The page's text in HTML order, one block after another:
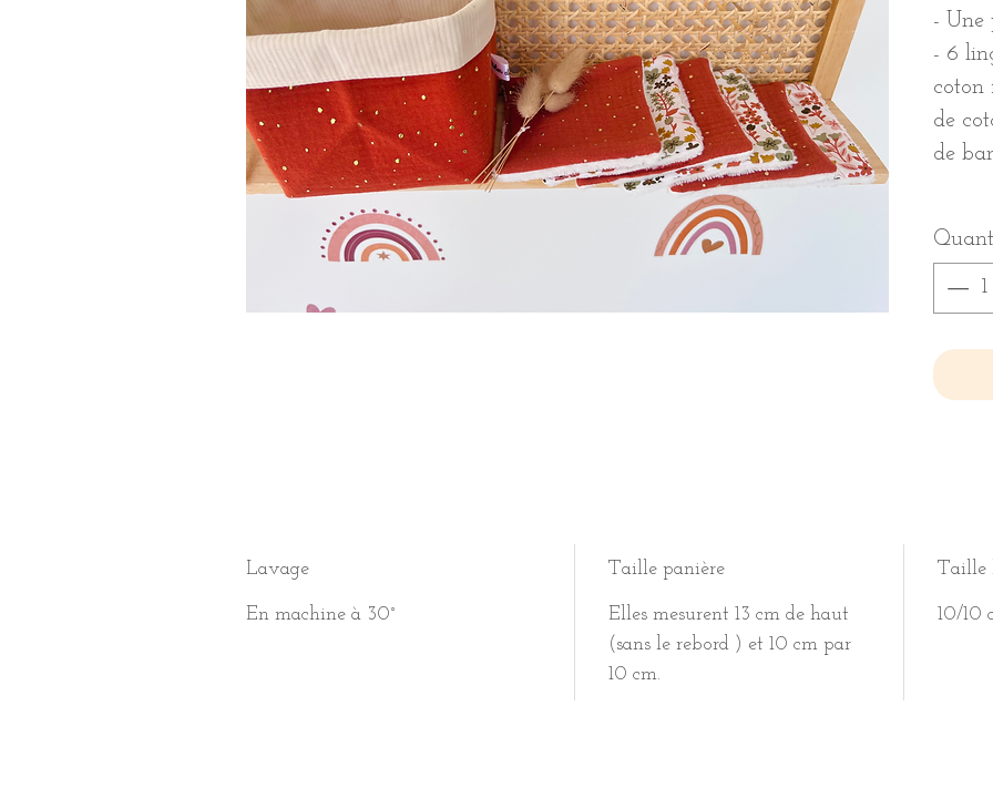
- Une
- 6
coton
de
de
Lavage
En machine à 30°
Taille panière
Elles mesurent 13 cm de haut
(sans le rebord ) et 10 cm par
10 cm.
Taille
10/10